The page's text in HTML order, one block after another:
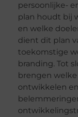
persoonlijke-
plan houdt bij
en welke
dient dit plan
toekomstige
branding. Tot
brengen
ontwikkelen